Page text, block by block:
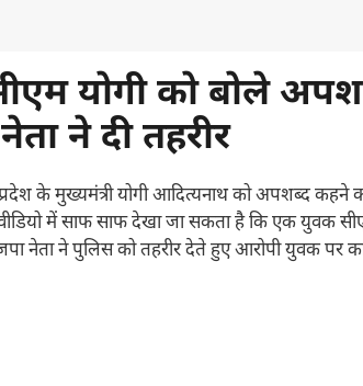
योगी को बोले
ने दी तहरीर
के मुख्यमंत्री योगी आदित्यनाथ को अपशब्द कहने
में साफ साफ देखा जा सकता है कि एक युवक
नेता ने पुलिस को तहरीर देते हुए आरोपी युवक पर